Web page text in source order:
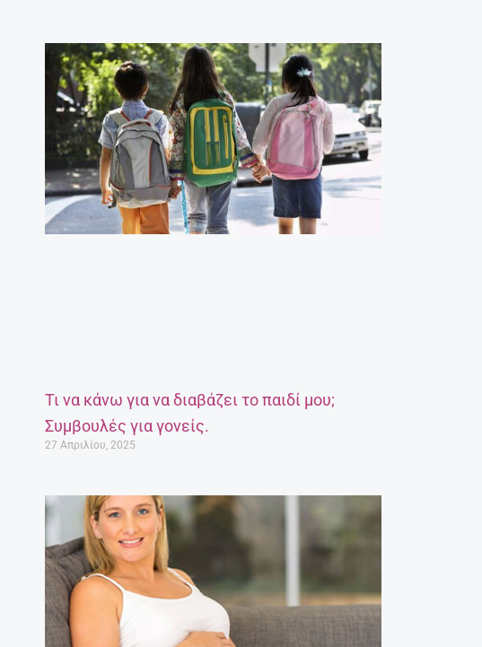
Τι να κάνω για να διαβάζει το παιδί μου;
Συμβουλές για γονείς.
27 Απριλίου, 2025